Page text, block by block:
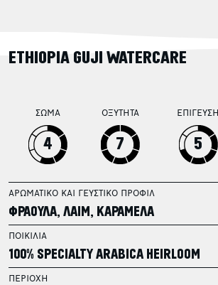
ETHIOPIA GUJI WATERCARE
ΣΩΜΑ
4
ΟΞΥΤΗΤΑ
7
ΕΠΙΓΕΥΣΗ
5
ΑΡΩΜΑΤΙΚΟ ΚΑΙ ΓΕΥΣΤΙΚΟ ΠΡΟΦΙΛ
ΦΡΑΟΥΛΑ, ΛΑΙΜ, ΚΑΡΑΜΕΛΑ
ΠΟΙΚΙΛΙΑ
100% SPECIALTY ARABICA HEIRLOOM
ΠΕΡΙΟΧΗ